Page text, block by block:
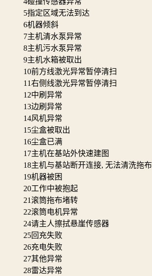
5指定区域无法到达
6机器倾斜
7主机清水泵异常
8主机污水泵异常
9主机水箱被取出
10前方线激光异常暂停清扫
11右侧线激光异常暂停清扫
12中刷异常
13边刷异常
14风机异常
15尘盒被取出
16尘盒已满
17主机在基站外快速建图
18主机与基站断开连接, 无法清洗拖布
19机器被困
20工作中被抱起
21 滚筒拖布堵转
22滚筒电机异常
24请主人擦拭悬崖传感器
25回充失败
26充电失败
27其他异常
28雷达异常